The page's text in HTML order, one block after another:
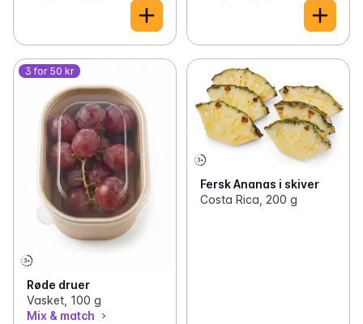
3 for 50 kr
Røde druer
Vasket, 100 g
Mix & match
Fersk Ananas i skiver
Costa Rica, 200 g